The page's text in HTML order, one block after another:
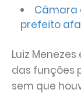
Câmara
prefeito
Luiz
das funções
sem que